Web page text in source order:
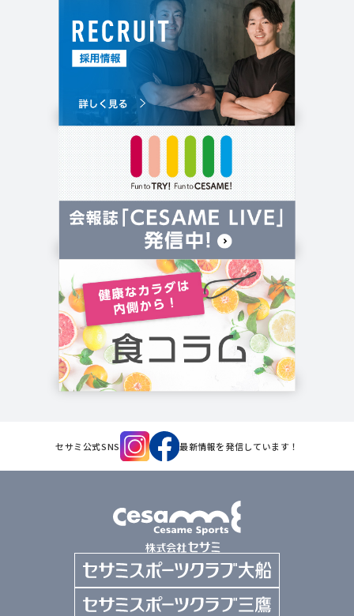
セサミ公式SNS 最新情報を発信しています！